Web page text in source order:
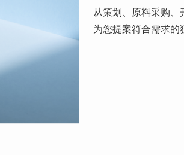
从策划、原料采购、
为您提案符合需求的